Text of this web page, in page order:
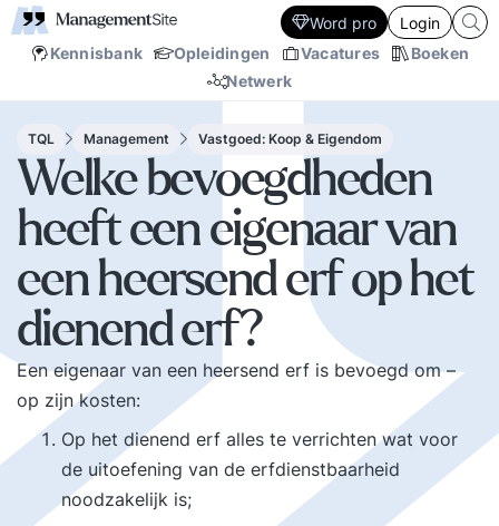
Kennisbank Opleidingen Vacatures
Boeken
Netwerk
Word pro Login
TQL Management Vastgoed: Koop & Eigendom
Welke bevoegdheden
heeft een eigenaar van
een heersend erf op het
dienend erf?
Een eigenaar van een heersend erf is bevoegd om –
op zijn kosten:
Op het dienend erf alles te verrichten wat voor
de uitoefening van de erfdienstbaarheid
noodzakelijk is;